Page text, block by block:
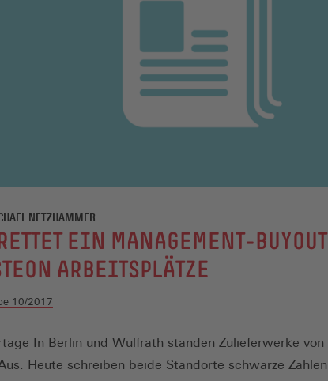
NETZHAMMER
EIN MANAGEMENT-
ARBEITSPLÄTZE
10/2017
In Berlin und Wülfrath standen Zulieferwerke von
Heute schreiben beide Standorte schwarze